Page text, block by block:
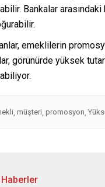
Bankalar
emeklilerin
görünürde yüksek
müşteri promosyon